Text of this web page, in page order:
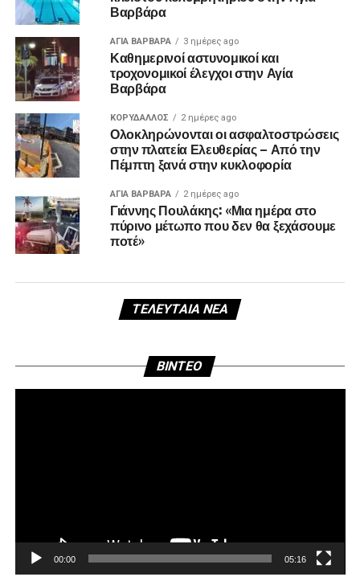
Βαρβάρα
ΑΓΙΑ ΒΑΡΒΑΡΑ 3 ημέρες ago
Καθημερινοί αστυνομικοί και
τροχονομικοί έλεγχοι στην Αγία
Βαρβάρα
ΚΟΡΥΔΑΛΛΟΣ 2 ημέρες ago
Ολοκληρώνονται οι ασφαλτοστρώσεις
στην πλατεία Ελευθερίας – Από την
Πέμπτη ξανά στην κυκλοφορία
ΑΓΙΑ ΒΑΡΒΑΡΑ 2 ημέρες ago
Γιάννης Πουλάκης: «Μια ημέρα στο
πύρινο μέτωπο που δεν θα ξεχάσουμε
ποτέ»
ΤΕΛΕΥΤΑΊΑ ΝΈΑ
BINTEO
00:00 05:16